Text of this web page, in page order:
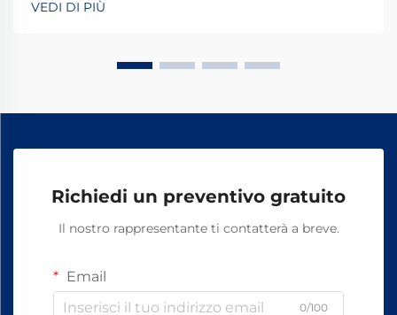
affidabili dipende fortemente da soluzioni
VEDI DI PIÙ
Richiedi un preventivo gratuito
Il nostro rappresentante ti contatterà a breve.
Email
0/100